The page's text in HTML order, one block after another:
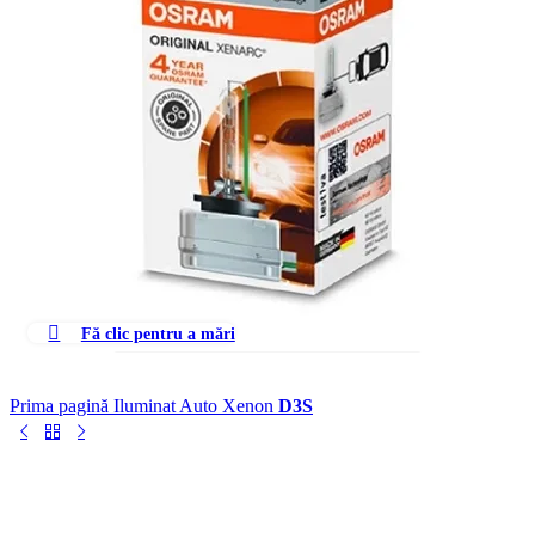
Fă clic pentru a mări
Prima pagină Iluminat Auto Xenon D3S